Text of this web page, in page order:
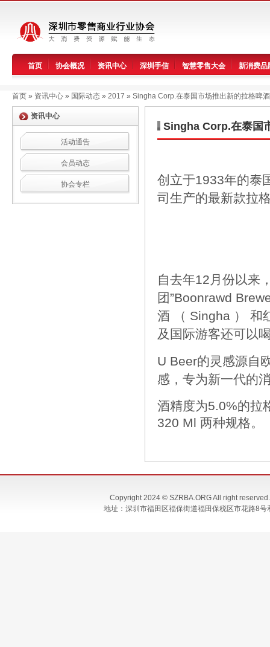
首页 协会概况 资讯中心 深圳手信 智慧零售大会 新消费品
首页 » 资讯中心 » 国际动态 » 2017 » Singha Corp.在泰国市场推出新的拉格啤
资讯中心
活动通告
会员动态
协会专栏
Singha Corp.在泰国
创立于1933年的泰
司生产的最新款拉
自去年12月份以来
团”Boonrawd
酒
（ Singha ） 和
及国际游客还可以
U Beer的灵感源自
感，专为新一代的
酒精度为5.0%的拉
320 Ml 两种规格。
Copyright 2024 © SZRBA.ORG All right
地址：深圳市福田区福保街道福田保税区市花路8